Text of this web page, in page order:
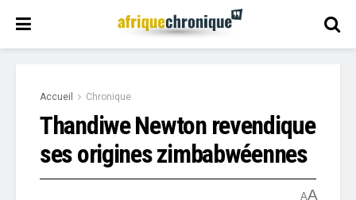
Accueil Chronique
Thandiwe Newton revendique
ses origines zimbabwéennes
AA